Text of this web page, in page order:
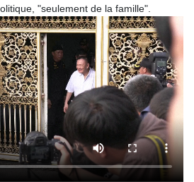
"seulement de la famille".